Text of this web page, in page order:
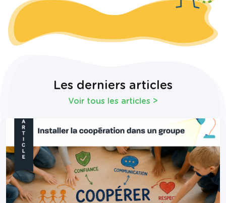
Les derniers articles
Voir tous les articles >